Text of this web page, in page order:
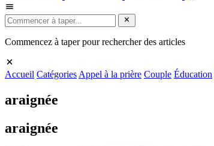
Commencez à taper pour rechercher des articles
Accueil Catégories Appel à la prière Couple Éducation
araignée
araignée